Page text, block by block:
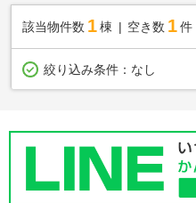
該当物件数 1棟 空き数 1 件
絞り込み条件： なし